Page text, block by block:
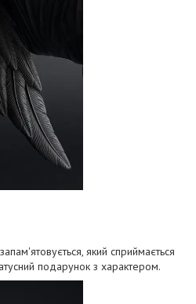
який сприймається
подарунок з характером.